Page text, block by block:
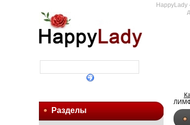
HappyLady
Разделы